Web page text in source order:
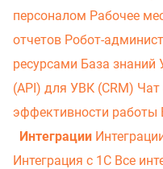
персоналом Рабочее
отчетов Робот-
ресурсами База знаний
(API) для УВК (CRM) Чат
эффективности работы
Интеграции
Интеграция с 1С Все